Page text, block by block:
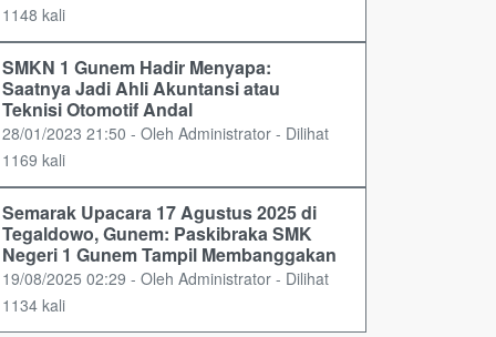
1148 kali
SMKN 1 Gunem Hadir Menyapa:
Saatnya Jadi Ahli Akuntansi atau
Teknisi Otomotif Andal
28/01/2023 21:50 - Oleh Administrator - Dilihat
1169 kali
Semarak Upacara 17 Agustus 2025 di
Tegaldowo, Gunem: Paskibraka SMK
Negeri 1 Gunem Tampil Membanggakan
19/08/2025 02:29 - Oleh Administrator - Dilihat
1134 kali